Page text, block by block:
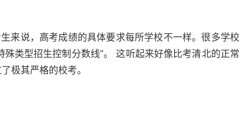
来说，高考成绩的具体要求每所学校不一样。很多学校
类型招生控制分数线”。 这听起来好像比考清北的正常
极其严格的校考。